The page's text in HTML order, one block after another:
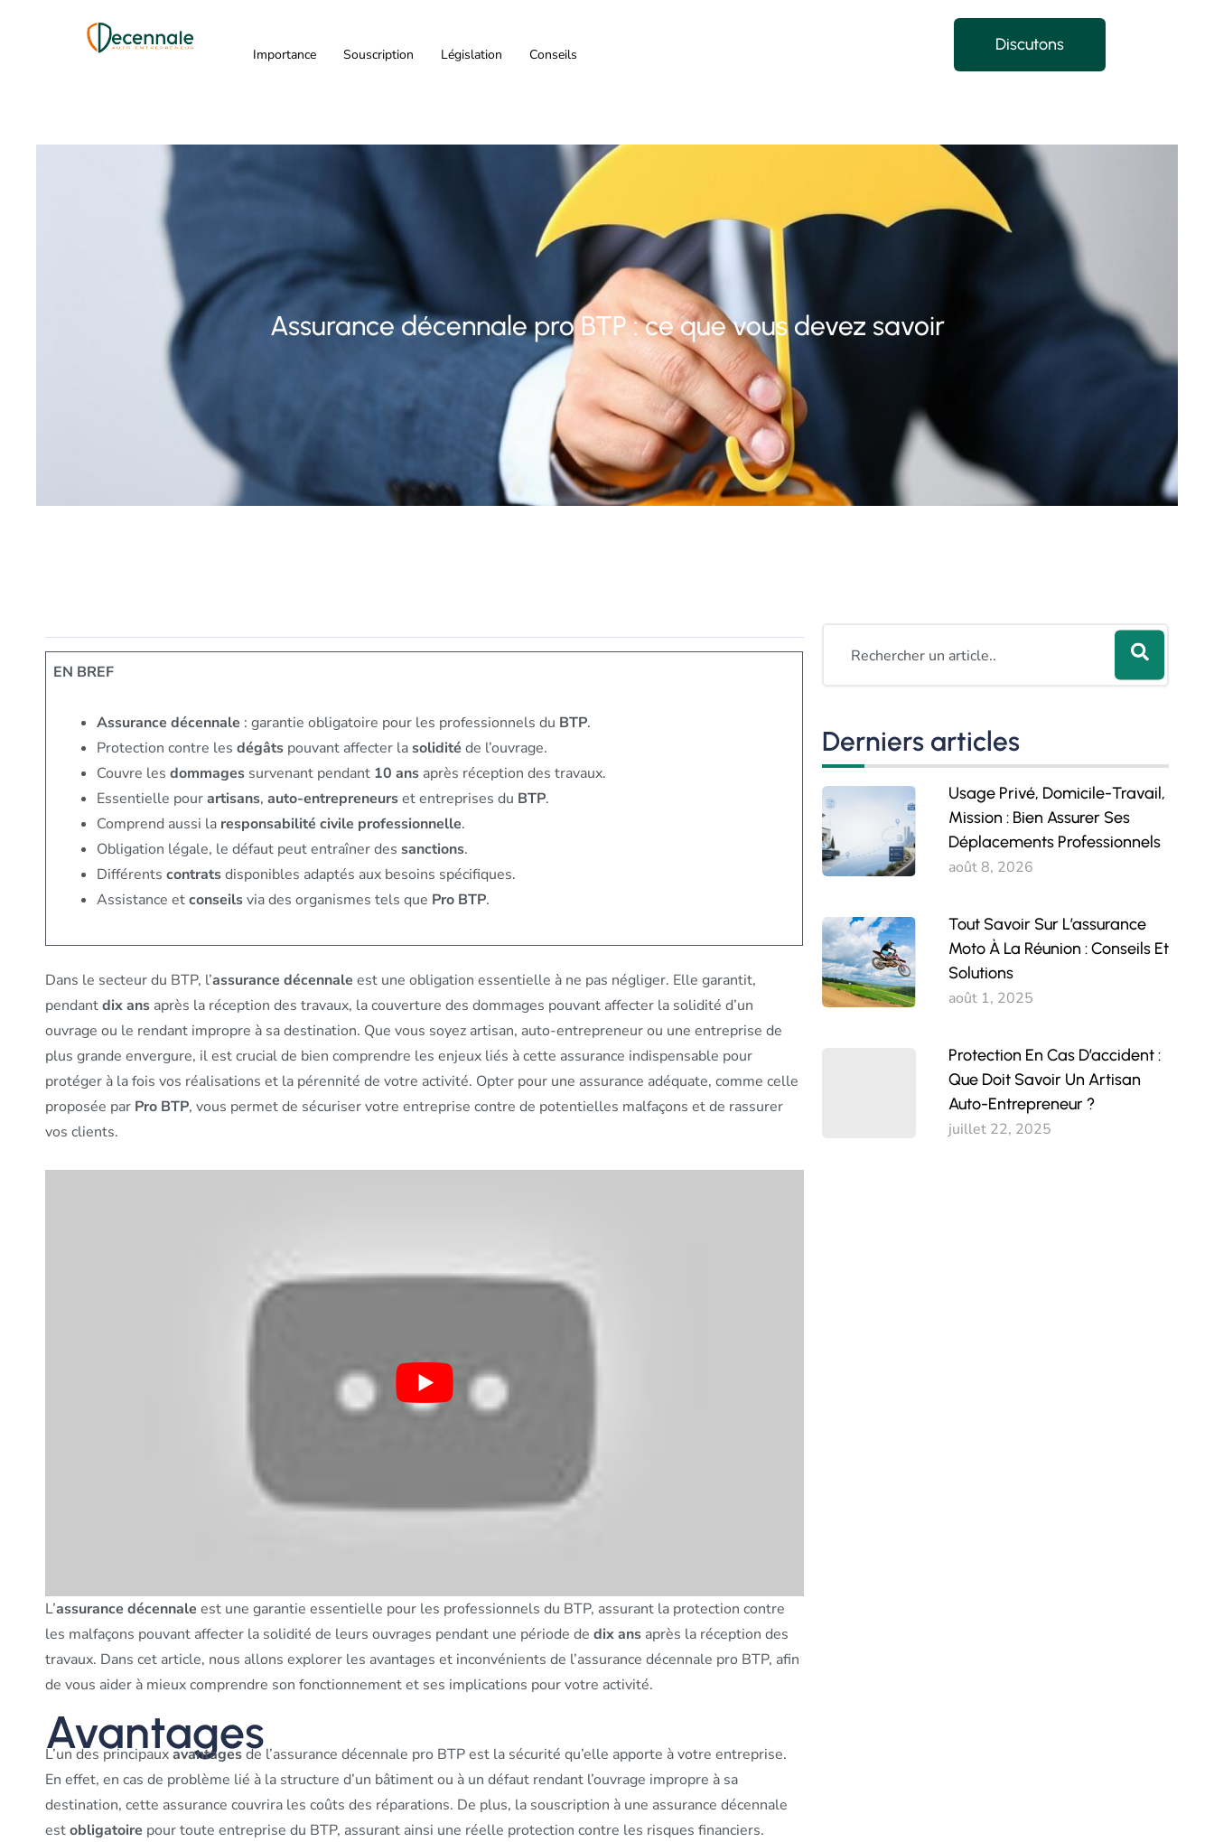
Importance Souscription Législation Conseils Discutons
Assurance décennale pro BTP : ce que vous devez savoir
EN BREF
Assurance décennale : garantie obligatoire pour les professionnels du BTP.
Protection contre les dégâts pouvant affecter lasolidité de l’ouvrage.
Couvre les dommages survenant pendant 10 ans après réception des travaux.
Essentielle pourartisans, auto-entrepreneurset entreprises du BTP.
Comprend aussi la responsabilité civile professionnelle.
Obligation légale, le défaut peut entraîner des sanctions.
Différents contratsdisponibles adaptés aux besoins spécifiques.
Assistance etconseilsvia des organismes tels que Pro BTP.
Dans le secteur du BTP, l’assurance décennale est une obligation essentielle à ne pas négliger. Elle garantit,
pendantdix ans après la réception des travaux, la couverture des dommages pouvant affecter la solidité d’un
ouvrage ou le rendant impropre à sa destination. Que vous soyez artisan, auto-entrepreneur ou une entreprise de
plus grande envergure, il est crucial de bien comprendre les enjeux liés à cette assurance indispensable pour
protéger à la fois vos réalisations et la pérennité de votre activité. Opter pour une assurance adéquate, comme celle
proposée par Pro BTP, vous permet de sécuriser votre entreprise contre de potentielles malfaçons et de rassurer
vos clients.
L’assurance décennale est une garantie essentielle pour les professionnels du BTP, assurant la protection contre
les malfaçons pouvant affecter la solidité de leurs ouvrages pendant une période de dix ans après la réception des
travaux. Dans cet article, nous allons explorer les avantages et inconvénients de l’assurance décennale pro BTP, afin
de vous aider à mieux comprendre son fonctionnement et ses implications pour votre activité.
Avantages
L’un des principauxavantagesde l’assurance décennale pro BTP est la sécurité qu’elle apporte à votre entreprise.
En effet, en cas de problème lié à la structure d’un bâtiment ou à un défaut rendant l’ouvrage impropre à sa
destination, cette assurance couvrira les coûts des réparations. De plus, la souscription à une assurance décennale
estobligatoire pour toute entreprise du BTP, assurant ainsi une réelle protection contre les risques financiers.
Derniers articles
Usage Privé, Domicile-Travail,
Mission : Bien Assurer Ses
Déplacements Professionnels
août 8, 2026
Tout Savoir Sur L’assurance
Moto À La Réunion : Conseils Et
Solutions
août 1, 2025
Protection En Cas D’accident :
Que Doit Savoir Un Artisan
Auto-Entrepreneur ?
juillet 22, 2025